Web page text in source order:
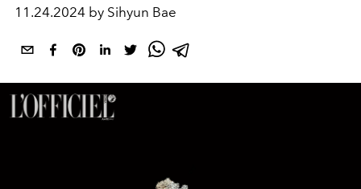
11.24.2024 by Sihyun Bae